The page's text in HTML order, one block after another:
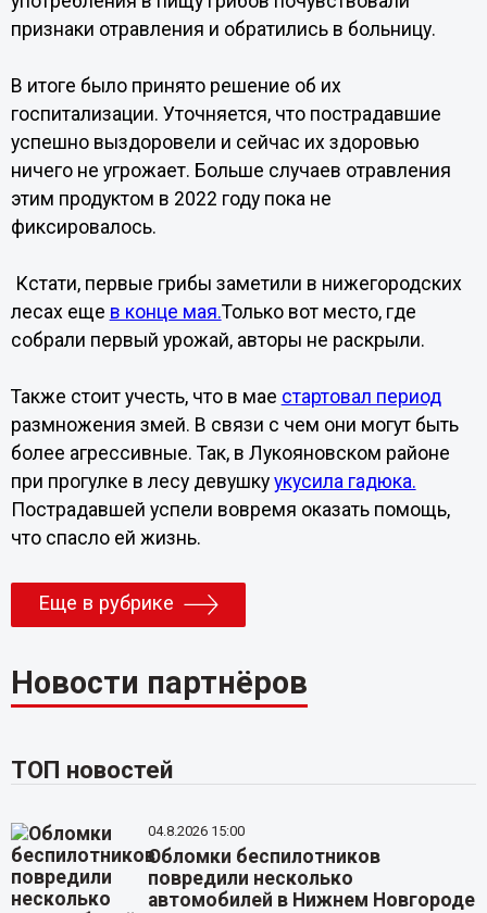
признаки отравления и обратились в больницу.
В итоге было принято решение об их
госпитализации. Уточняется, что пострадавшие
успешно выздоровели и сейчас их здоровью
ничего не угрожает. Больше случаев отравления
этим продуктом в 2022 году пока не
фиксировалось.
Кстати, первые грибы заметили в нижегородских
лесах еще в конце мая.Только вот место, где
собрали первый урожай, авторы не раскрыли.
Также стоит учесть, что в мае стартовал период
размножения змей. В связи с чем они могут быть
более агрессивные. Так, в Лукояновском районе
при прогулке в лесу девушку укусила гадюка.
Пострадавшей успели вовремя оказать помощь,
что спасло ей жизнь.
Еще в рубрике
Новости партнёров
ТОП новостей
04.8.2026 15:00
Обломки беспилотников
повредили несколько
автомобилей в Нижнем Новгороде